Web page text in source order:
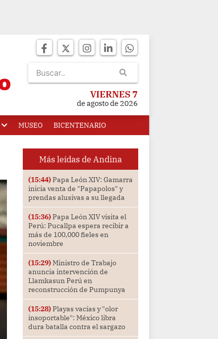
VIERNES 7
de agosto de 2026
MUSEO BICENTENARIO
Más leídas de Andina
(15:44)Papa León XIV: Gamarra
inicia venta de "Papapolos" y
prendas alusivas a su llegada
(15:36)Papa León XIV visita el
Perú: Pucallpa espera recibir a
más de 100,000 fieles en
noviembre
(15:29)Ministro de Trabajo
anuncia intervención de
Llamkasun Perú en
reconstrucción de Pumpunya
(15:28)Playas vacías y "olor
insoportable": México libra
dura batalla contra el sargazo